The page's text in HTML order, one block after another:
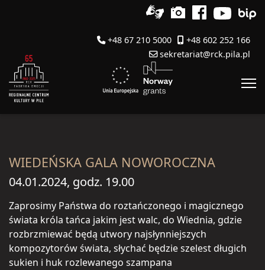
+48 67 210 5000
+48 602 252 166
sekretariat@rck.pila.pl
WIEDEŃSKA GALA NOWOROCZNA
04.01.2024, godz. 19.00
Zaprosimy Państwa do roztańczonego i magicznego
świata króla tańca jakim jest walc, do Wiednia, gdzie
rozbrzmiewać będą utwory najsłynniejszych
kompozytorów świata, słychać będzie szelest długich
sukien i huk rozlewanego szampana